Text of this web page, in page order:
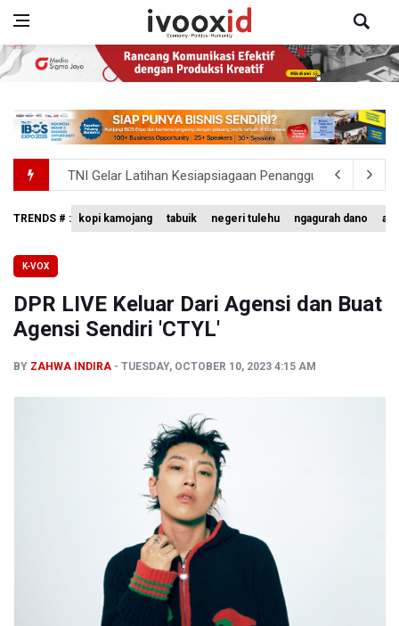
TNI Gelar Latihan Kesiapsiagaan Penanggulangan
Pemprov Jabar Sediakan Knalpot Standar Gratis di Pos
Kemkomdigi Targetkan Reaktivasi IGRS Rampung 2026
TRENDS # : kopi kamojang tabuik negeri tulehu ngagurah dano
K-VOX
DPR LIVE Keluar Dari Agensi dan Buat
Agensi Sendiri 'CTYL'
BY ZAHWA INDIRA TUESDAY, OCTOBER 10, 2023 4:15 AM